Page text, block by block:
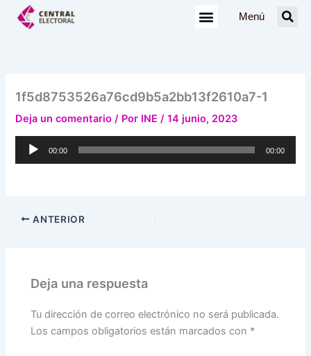
Menú
1f5d8753526a76cd9b5a2bb13f2610a7-1
Deja un comentario / Por INE/14 junio, 2023
Reproductor
00:00 00:00
ANTERIOR
Deja una respuesta
Tu dirección de correo electrónico no será publicada.
Los campos obligatorios están marcados con *